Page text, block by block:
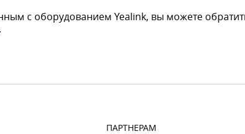
с оборудованием Yealink, вы можете
.
ПАРТНЕРАМ